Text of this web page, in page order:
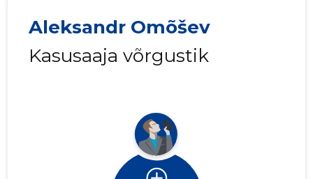
Aleksandr Omõšev
Kasusaaja võrgustik